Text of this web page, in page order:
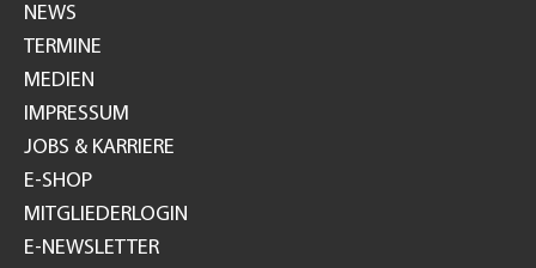
NEWS
TERMINE
MEDIEN
IMPRESSUM
JOBS & KARRIERE
E-SHOP
MITGLIEDERLOGIN
E-NEWSLETTER